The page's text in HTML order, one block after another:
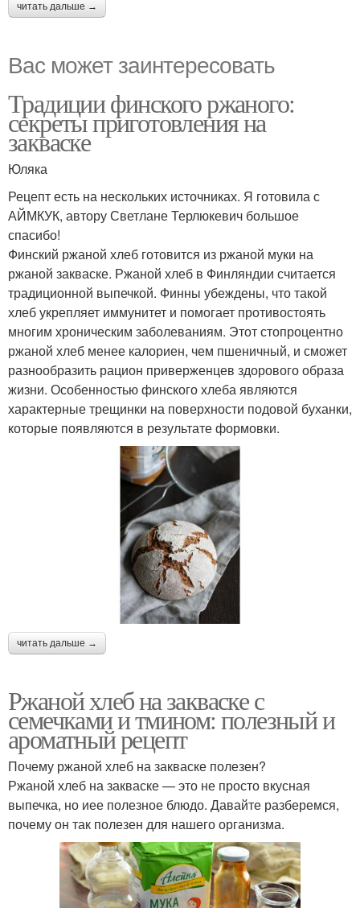
читать дальше →
Вас может заинтересовать
Традиции финского ржаного:
секреты приготовления на
закваске
Юляка
Рецепт есть на нескольких источниках. Я готовила с
АЙМКУК, автору Светлане Терлюкевич большое
спасибо!
Финский ржаной хлеб готовится из ржаной муки на
ржаной закваске. Ржаной хлеб в Финляндии считается
традиционной выпечкой. Финны убеждены, что такой
хлеб укрепляет иммунитет и помогает противостоять
многим хроническим заболеваниям. Этот стопроцентно
ржаной хлеб менее калориен, чем пшеничный, и сможет
разнообразить рацион приверженцев здорового образа
жизни. Особенностью финского хлеба являются
характерные трещинки на поверхности подовой буханки,
которые появляются в результате формовки.
читать дальше →
Ржаной хлеб на закваске с
семечками и тмином: полезный и
ароматный рецепт
Почему ржаной хлеб на закваске полезен?
Ржаной хлеб на закваске — это не просто вкусная
выпечка, но иее полезное блюдо. Давайте разберемся,
почему он так полезен для нашего организма.